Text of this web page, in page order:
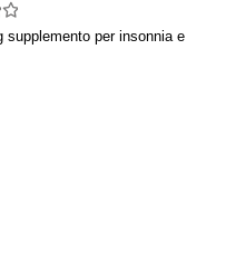
supplemento per insonnia e